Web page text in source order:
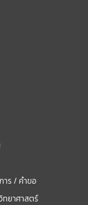
าร / คำขอ
ทยาศาสตร์